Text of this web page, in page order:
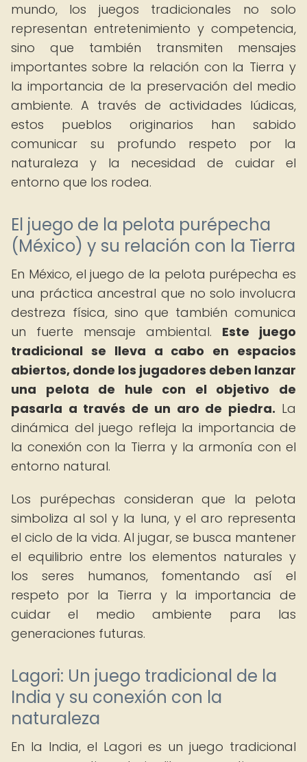
mundo, los juegos tradicionales no solo
representan entretenimiento y competencia,
sino que también transmiten mensajes
importantes sobre la relación con la Tierra y
la importancia de la preservación del medio
ambiente. A través de actividades lúdicas,
estos pueblos originarios han sabido
comunicar su profundo respeto por la
naturaleza y la necesidad de cuidar el
entorno que los rodea.
El juego de la pelota purépecha
(México) y su relación con la Tierra
En México, el juego de la pelota purépecha es
una práctica ancestral que no solo involucra
destreza física, sino que también comunica
un fuerte mensaje ambiental. Este juego
tradicional se lleva a cabo en espacios
abiertos, donde los jugadores deben lanzar
una pelota de hule con el objetivo de
pasarla a través de un aro de piedra. La
dinámica del juego refleja la importancia de
la conexión con la Tierra y la armonía con el
entorno natural.
Los purépechas consideran que la pelota
simboliza al sol y la luna, y el aro representa
el ciclo de la vida. Al jugar, se busca mantener
el equilibrio entre los elementos naturales y
los seres humanos, fomentando así el
respeto por la Tierra y la importancia de
cuidar el medio ambiente para las
generaciones futuras.
Lagori: Un juego tradicional de la
India y su conexión con la
naturaleza
En la India, el Lagori es un juego tradicional